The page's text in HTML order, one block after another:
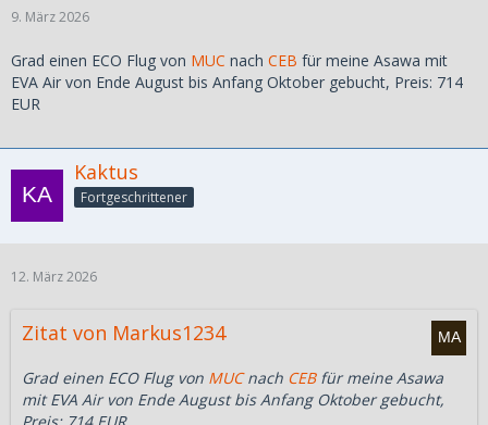
9. März 2026
Grad einen ECO Flug von MUC nach CEB für meine Asawa mit
EVA Air von Ende August bis Anfang Oktober gebucht, Preis: 714
EUR
Kaktus
Fortgeschrittener
12. März 2026
Zitat von Markus1234
Grad einen ECO Flug von MUCnach CEBfür meine Asawa
mit EVA Air von Ende August bis Anfang Oktober gebucht,